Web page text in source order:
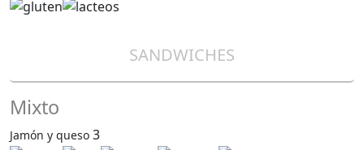
SANDWICHES
Mixto
Jamón y queso 3